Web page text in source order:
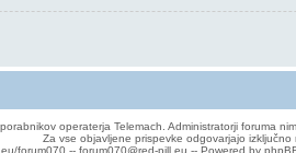
operaterja Telemach. Administratorji foruma
Za vse objavljene prispevke odgovarjajo izključno
forum070 -- forum070@red-pill.eu -- Powered by